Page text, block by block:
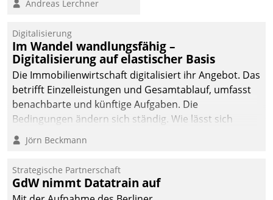
Softwareentwicklungshaus
Andreas Lerchner
Digitalisierung
Im Wandel wandlungsfähig –
Digitalisierung auf elastischer Basis
Die Immobilienwirtschaft digitalisiert ihr Angebot. Das
betrifft Einzelleistungen und Gesamtablauf, umfasst
benachbarte und künftige Aufgaben. Die
Bedingungen ändern sich ständig. Wie lässt sich
technisch die Kontrolle wahren und zugleich Freiraum
fürs Wachsen öffnen?
Jörn Beckmann
Strategische Partnerschaft
GdW nimmt Datatrain auf